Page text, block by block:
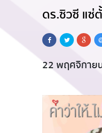
ดร.ซิวซี แซ่
22 พฤศจิกาย